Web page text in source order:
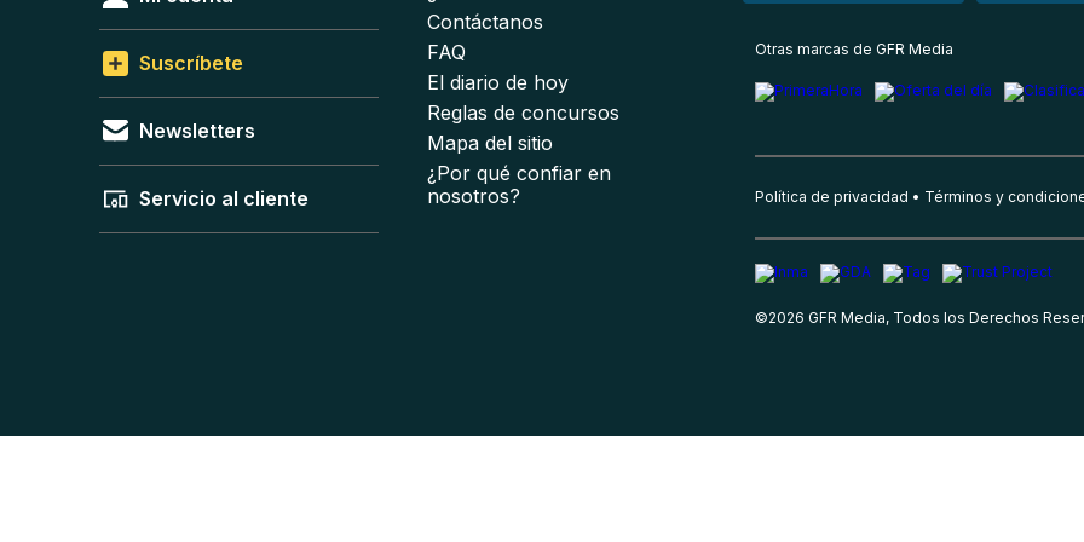
Suscríbete
Newsletters
Servicio al cliente
Contáctanos
FAQ
El diario de hoy
Reglas de concursos
Mapa del sitio
¿Por qué confiar en
nosotros?
Otras marcas de GFR Media
Política de privacidad Términos y
©2026 GFR Media, Todos los Derechos